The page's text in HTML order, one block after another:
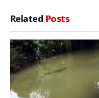
Related Posts